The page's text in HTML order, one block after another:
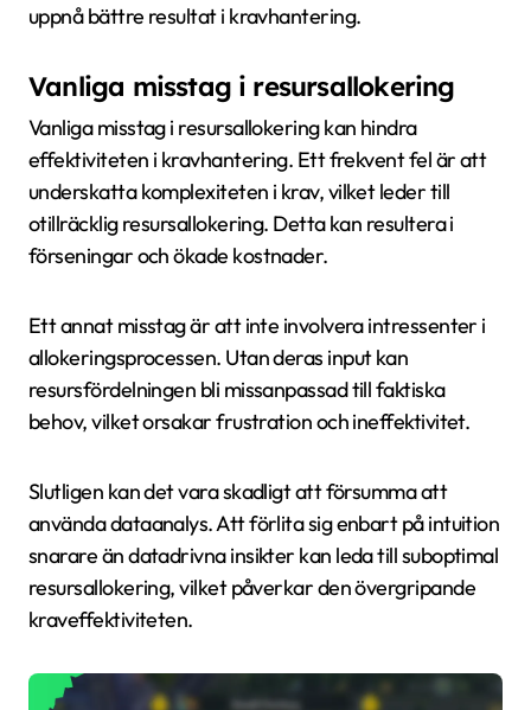
uppnå bättre resultat i kravhantering.
Vanliga misstag i resursallokering
Vanliga misstag i resursallokering kan hindra
effektiviteten i kravhantering. Ett frekvent fel är att
underskatta komplexiteten i krav, vilket leder till
otillräcklig resursallokering. Detta kan resultera i
förseningar och ökade kostnader.
Ett annat misstag är att inte involvera intressenter i
allokeringsprocessen. Utan deras input kan
resursfördelningen bli missanpassad till faktiska
behov, vilket orsakar frustration och ineffektivitet.
Slutligen kan det vara skadligt att försumma att
använda dataanalys. Att förlita sig enbart på intuition
snarare än datadrivna insikter kan leda till suboptimal
resursallokering, vilket påverkar den övergripande
kraveffektiviteten.